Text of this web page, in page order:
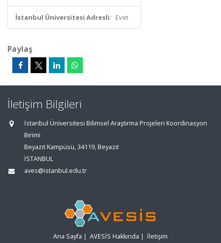
İstanbul Üniversitesi Adresli: Evet
Paylaş
İletişim Bilgileri
İstanbul Üniversitesi Bilimsel Araştırma Projeleri Koordinasyon
Birimi
Beyazıt Kampüsü, 34119, Beyazıt
İSTANBUL
aves@istanbul.edu.tr
Ana Sayfa | AVESİS Hakkında | İletişim